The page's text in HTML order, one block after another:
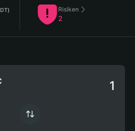
Risiken
2